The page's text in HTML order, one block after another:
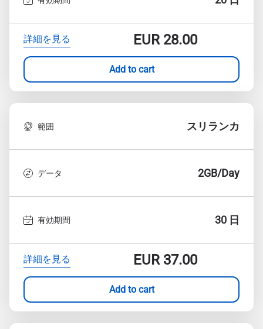
詳細を見る EUR28.00
Add to cart
範囲 スリランカ
データ 2GB/Day
有効期間 30 日
詳細を見る EUR37.00
Add to cart